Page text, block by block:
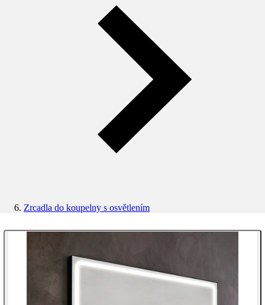
Zrcadla do koupelny s osvětlením